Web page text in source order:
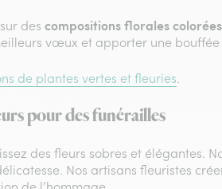
des compositions florales colorées
vœux et apporter une bouffée
de plantes vertes et fleuries
pour des funérailles
des fleurs sobres et élégantes.
Nos artisans fleuristes